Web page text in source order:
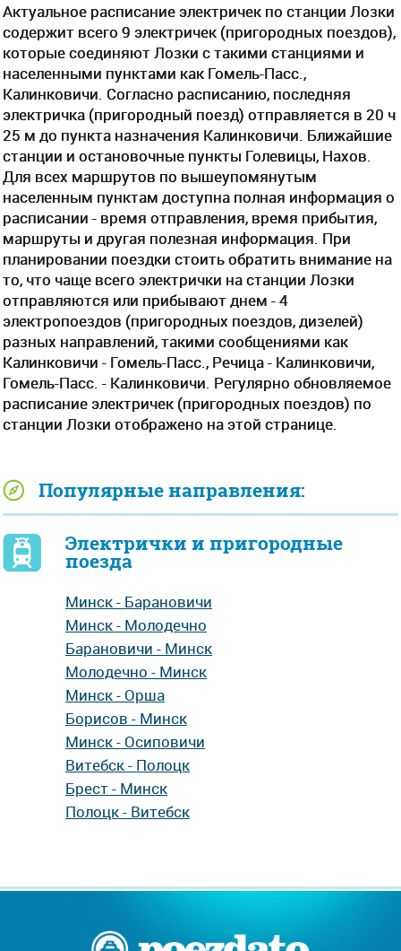
Актуальное расписание электричек по станции Лозки
содержит всего 9 электричек (пригородных поездов),
которые соединяют Лозки с такими станциями и
населенными пунктами как Гомель-Пасс.,
Калинковичи. Согласно расписанию, последняя
электричка (пригородный поезд) отправляется в 20 ч
25 м до пункта назначения Калинковичи. Ближайшие
станции и остановочные пункты Голевицы, Нахов.
Для всех маршрутов по вышеупомянутым
населенным пунктам доступна полная информация о
расписании - время отправления, время прибытия,
маршруты и другая полезная информация. При
планировании поездки стоить обратить внимание на
то, что чаще всего электрички на станции Лозки
отправляются или прибывают днем - 4
электропоездов (пригородных поездов, дизелей)
разных направлений, такими сообщениями как
Калинковичи - Гомель-Пасс., Речица - Калинковичи,
Гомель-Пасс. - Калинковичи. Регулярно обновляемое
расписание электричек (пригородных поездов) по
станции Лозки отображено на этой странице.
Популярные направления:
Электрички и пригородные
поезда
Минск - Барановичи
Минск - Молодечно
Барановичи - Минск
Молодечно - Минск
Минск - Орша
Борисов - Минск
Минск - Осиповичи
Витебск - Полоцк
Брест - Минск
Полоцк - Витебск